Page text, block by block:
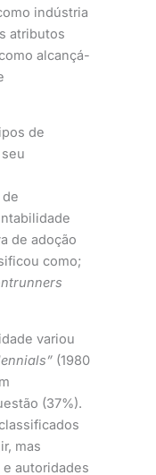
indústria
atributos
alcançá-
de
de adoção
como;
variou
(1980
(37%).
mas
autoridades